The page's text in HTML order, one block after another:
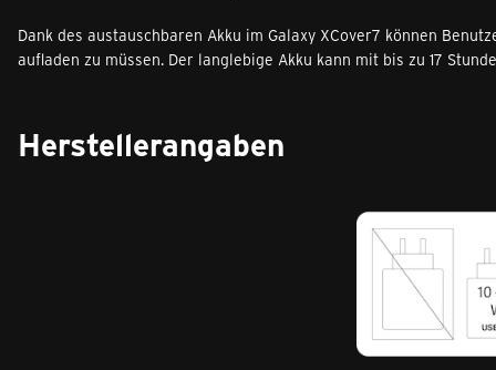
Dank des austauschbaren Akku im Galaxy XCover7 können
aufladen zu müssen. Der langlebige Akku kann mit bis zu 17
Herstellerangaben